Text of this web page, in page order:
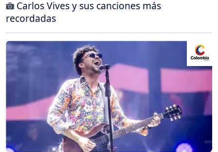
Carlos Vives y sus canciones más
recordadas